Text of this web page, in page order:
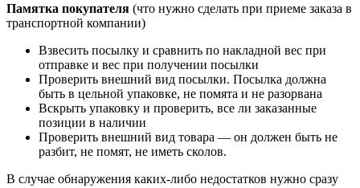
Памятка покупателя (что нужно сделать при приеме заказа в
транспортной компании)
Взвесить посылку и сравнить по накладной вес при
отправке и вес при получении посылки
Проверить внешний вид посылки. Посылка должна
быть в цельной упаковке, не помята и не разорвана
Вскрыть упаковку и проверить, все ли заказанные
позиции в наличии
Проверить внешний вид товара — он должен быть не
разбит, не помят, не иметь сколов.
В случае обнаружения каких-либо недостатков нужно сразу